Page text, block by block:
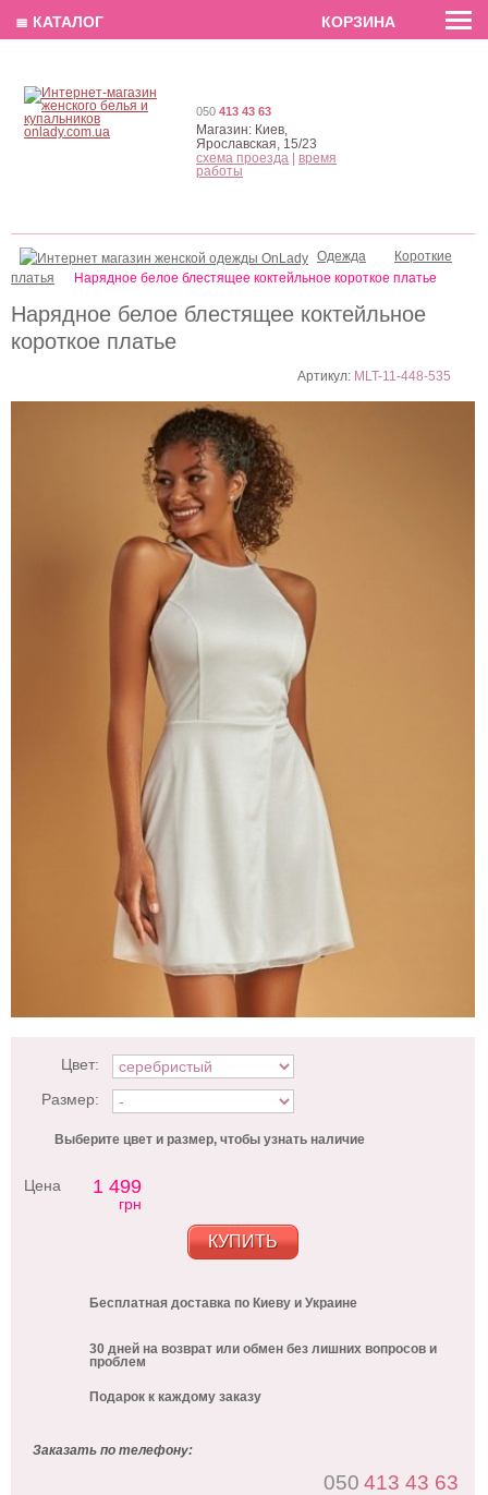
EN РУС
Нарядное белое блестящее коктейльное
короткое платье
Артикул: MLT-11-448-535
Цвет:
Размер:
Выберите цвет и размер, чтобы узнать наличие
Цена 1 499
грн
КУПИТЬ
Бесплатная доставка по Киеву и Украине
30 дней на возврат или обмен без лишних вопросов и
проблем
Подарок к каждому заказу
Заказать по телефону:
050 413 43 63
Одежда
Короткие
платья
Нарядное белое блестящее коктейльное короткое платье
050 413 43 63
Магазин: Киев,
Ярославская, 15/23
схема проезда
время
работы
≣ КАТАЛОГ КОРЗИНА